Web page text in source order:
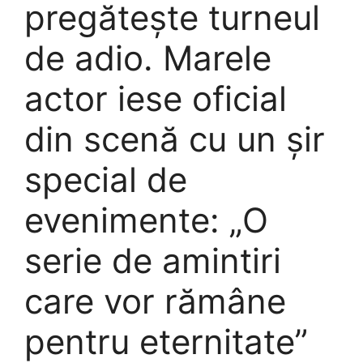
pregătește turneul
de adio. Marele
actor iese oficial
din scenă cu un șir
special de
evenimente: „O
serie de amintiri
care vor rămâne
pentru eternitate”